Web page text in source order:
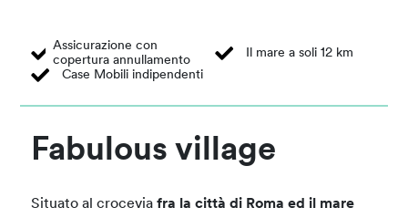
Assicurazione con
copertura annullamento
Il mare a soli 12 km
Case Mobili indipendenti
Fabulous village
Situato al croceviafra la città di Roma ed il mare